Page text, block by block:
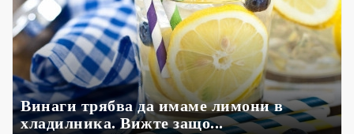
Винаги трябва да имаме лимони в
хладилника. Вижте защо...